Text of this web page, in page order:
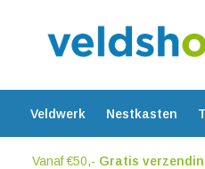
Veldwerk Nestkasten
Vanaf €50,- Gratis